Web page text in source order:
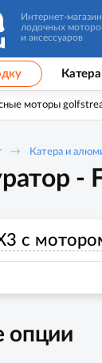
Интернет-
лодочных
и аксессуаров
моторы
Катера и
-
с
опции